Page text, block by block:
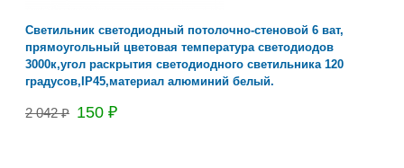
Светильник светодиодный потолочно-стеновой 6 ват,
прямоугольный цветовая температура светодиодов
3000к,угол раскрытия светодиодного светильника 120
градусов,IP45,материал алюминий белый.
2 042 ₽ 150 ₽